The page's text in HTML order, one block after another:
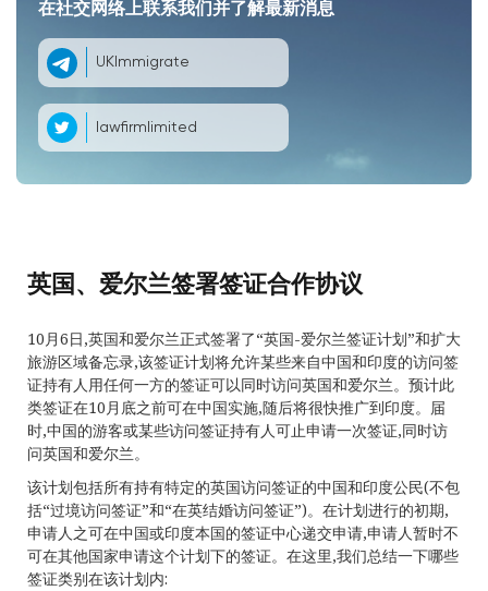
在社交网络上联系我们并了解最新消息
UKImmigrate
lawfirmlimited
英国、爱尔兰签署签证合作协议
10月6日,英国和爱尔兰正式签署了“英国-爱尔兰签证计划”和扩大
旅游区域备忘录,该签证计划将允许某些来自中国和印度的访问签
证持有人用任何一方的签证可以同时访问英国和爱尔兰。预计此
类签证在10月底之前可在中国实施,随后将很快推广到印度。届
时,中国的游客或某些访问签证持有人可止申请一次签证,同时访
问英国和爱尔兰。
该计划包括所有持有特定的英国访问签证的中国和印度公民(不包
括“过境访问签证”和“在英结婚访问签证”)。在计划进行的初期,
申请人之可在中国或印度本国的签证中心递交申请,申请人暂时不
可在其他国家申请这个计划下的签证。在这里,我们总结一下哪些
签证类别在该计划内: